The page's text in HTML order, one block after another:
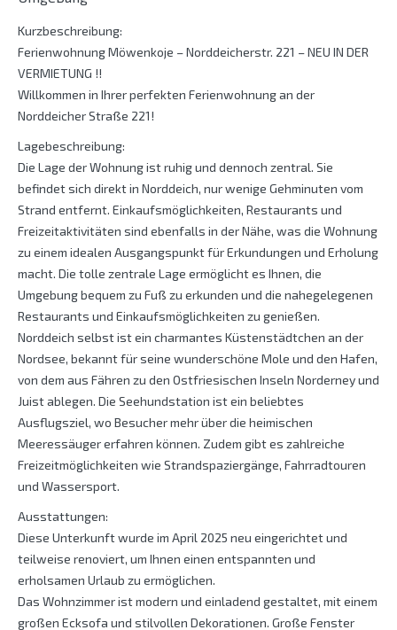
Kurzbeschreibung:
Ferienwohnung Möwenkoje – Norddeicherstr. 221 – NEU IN DER
VERMIETUNG !!
Willkommen in Ihrer perfekten Ferienwohnung an der
Norddeicher Straße 221!
Lagebeschreibung:
Die Lage der Wohnung ist ruhig und dennoch zentral. Sie
befindet sich direkt in Norddeich, nur wenige Gehminuten vom
Strand entfernt. Einkaufsmöglichkeiten, Restaurants und
Freizeitaktivitäten sind ebenfalls in der Nähe, was die Wohnung
zu einem idealen Ausgangspunkt für Erkundungen und Erholung
macht. Die tolle zentrale Lage ermöglicht es Ihnen, die
Umgebung bequem zu Fuß zu erkunden und die nahegelegenen
Restaurants und Einkaufsmöglichkeiten zu genießen.
Norddeich selbst ist ein charmantes Küstenstädtchen an der
Nordsee, bekannt für seine wunderschöne Mole und den Hafen,
von dem aus Fähren zu den Ostfriesischen Inseln Norderney und
Juist ablegen. Die Seehundstation ist ein beliebtes
Ausflugsziel, wo Besucher mehr über die heimischen
Meeressäuger erfahren können. Zudem gibt es zahlreiche
Freizeitmöglichkeiten wie Strandspaziergänge, Fahrradtouren
und Wassersport.
Ausstattungen:
Diese Unterkunft wurde im April 2025 neu eingerichtet und
teilweise renoviert, um Ihnen einen entspannten und
erholsamen Urlaub zu ermöglichen.
Das Wohnzimmer ist modern und einladend gestaltet, mit einem
großen Ecksofa und stilvollen Dekorationen. Große Fenster